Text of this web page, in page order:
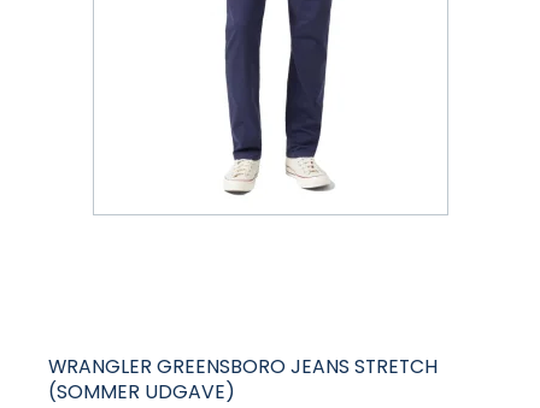
WRANGLER GREENSBORO JEANS STRETCH
(SOMMER UDGAVE)